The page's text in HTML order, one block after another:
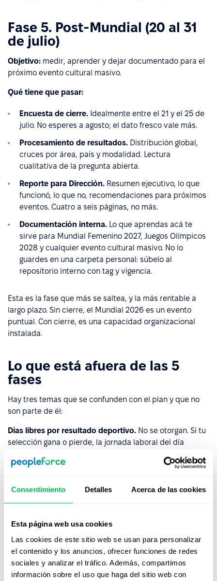
Consentimiento Detalles Acerca de las cookies
Esta página web usa cookies
Las cookies de este sitio web se usan para personalizar
el contenido y los anuncios, ofrecer funciones de redes
sociales y analizar el tráfico. Además, compartimos
información sobre el uso que haga del sitio web con
Fase 5. Post-Mundial (20 al 31
de julio)
Objetivo: medir, aprender y dejar documentado para el
próximo evento cultural masivo.
Qué tiene que pasar:
Encuesta de cierre. Idealmente entre el 21 y el 25 de
julio. No esperes a agosto; el dato fresco vale más.
Procesamiento de resultados. Distribución global,
cruces por área, país y modalidad. Lectura
cualitativa de la pregunta abierta.
Reporte para Dirección. Resumen ejecutivo, lo que
funcionó, lo que no, recomendaciones para próximos
eventos. Cuatro a seis páginas, no más.
Documentación interna. Lo que aprendas acá te
sirve para Mundial Femenino 2027, Juegos Olímpicos
2028 y cualquier evento cultural masivo. No lo
guardes en una carpeta personal: súbelo al
repositorio interno con tag y vigencia.
Esta es la fase que más se saltea, y la más rentable a
largo plazo. Sin cierre, el Mundial 2026 es un evento
puntual. Con cierre, es una capacidad organizacional
instalada.
Lo que está afuera de las 5
fases
Hay tres temas que se confunden con el plan y que no
son parte de él:
Días libres por resultado deportivo. No se otorgan. Si tu
selección gana o pierde, la jornada laboral del día
Bonos, premios en efectivo, etc. No son parte del plan
Beneficios diferenciales por jerarquía.
igual a toda la plantilla. Si los directivos pueden ver los
partidos y los analistas no, el plan se rompió antes de
empezar.